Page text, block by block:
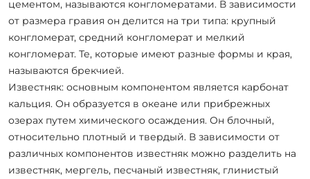
цементом, называются конгломератами. В зависимости
от размера гравия он делится на три типа: крупный
конгломерат, средний конгломерат и мелкий
конгломерат. Те, которые имеют разные формы и края,
называются брекчией.
Известняк: основным компонентом является карбонат
кальция. Он образуется в океане или прибрежных
озерах путем химического осаждения. Он блочный,
относительно плотный и твердый. В зависимости от
различных компонентов известняк можно разделить на
известняк, мергель, песчаный известняк, глинистый